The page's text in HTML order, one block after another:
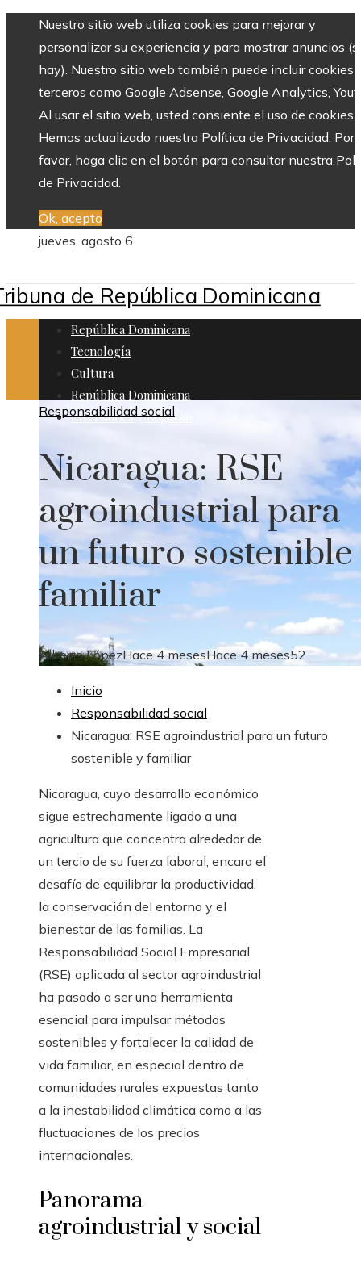
Nuestro sitio web utiliza cookies para mejorar y
personalizar su experiencia y para mostrar anuncios
hay). Nuestro sitio web también puede incluir cookies
terceros como Google Adsense, Google Analytics,
Al usar el sitio web, usted consiente el uso de cookies.
Hemos actualizado nuestra Política de Privacidad. Por
favor, haga clic en el botón para consultar nuestra
de Privacidad.
Ok, acepto
jueves, agosto 6
República Dominicana
Tecnología
Cultura
República Dominicana
Inversiones y negocios
Responsabilidad social
Nicaragua: RSE
agroindustrial para
un futuro sostenible
familiar
Alberto LópezHace 4 mesesHace 4 meses52
Inicio
Responsabilidad social
Nicaragua: RSE agroindustrial para un futuro
sostenible y familiar
Nicaragua, cuyo desarrollo económico
sigue estrechamente ligado a una
agricultura que concentra alrededor de
un tercio de su fuerza laboral, encara el
desafío de equilibrar la productividad,
la conservación del entorno y el
bienestar de las familias. La
Responsabilidad Social Empresarial
(RSE) aplicada al sector agroindustrial
ha pasado a ser una herramienta
esencial para impulsar métodos
sostenibles y fortalecer la calidad de
vida familiar, en especial dentro de
comunidades rurales expuestas tanto
a la inestabilidad climática como a las
fluctuaciones de los precios
internacionales.
Panorama
agroindustrial y social